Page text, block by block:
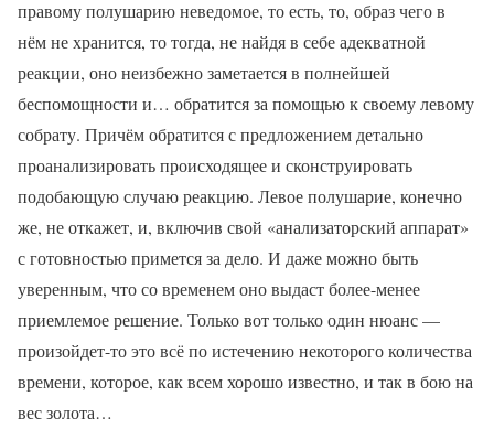
правому полушарию неведомое, то есть, то, образ чего в
нём не хранится, то тогда, не найдя в себе адекватной
реакции, оно неизбежно заметается в полнейшей
беспомощности и… обратится за помощью к своему левому
собрату. Причём обратится с предложением детально
проанализировать происходящее и сконструировать
подобающую случаю реакцию. Левое полушарие, конечно
же, не откажет, и, включив свой «анализаторский аппарат»
с готовностью примется за дело. И даже можно быть
уверенным, что со временем оно выдаст более-менее
приемлемое решение. Только вот только один нюанс —
произойдет-то это всё по истечению некоторого количества
времени, которое, как всем хорошо известно, и так в бою на
вес золота…